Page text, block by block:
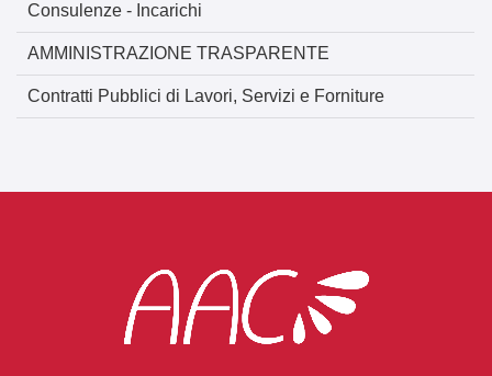
Consulenze - Incarichi
AMMINISTRAZIONE TRASPARENTE
Contratti Pubblici di Lavori, Servizi e Forniture